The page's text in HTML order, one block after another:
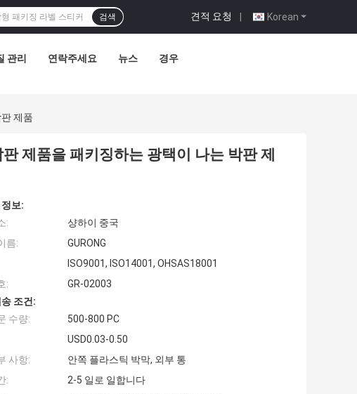
Korean
견적 요청 |
검색
관리 연락주세요 뉴스 경우
제품
제품을 패키징하는 광택이 나는 박판 제
보:
:
샹하이 중국
름:
GURONG
ISO9001, ISO14001, OHSAS18001
:
GR-02003
조건:
수량:
500-800 PC
USD0.03-0.50
사항:
안쪽 플라스틱 박막, 외부 통
:
2-5 일로 일합니다